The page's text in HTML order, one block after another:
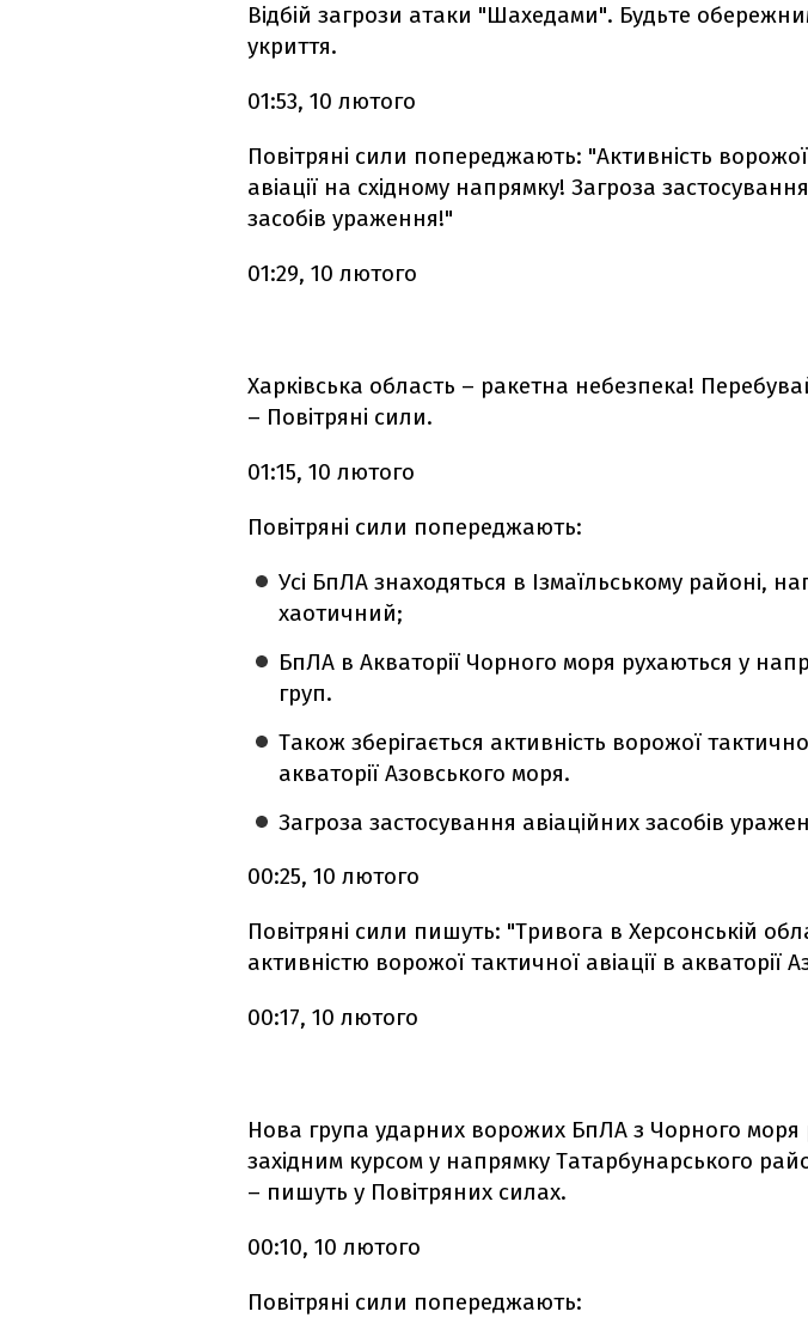
Відбій загрози атаки "Шахедами". Будьте
укриття.
01:53, 10 лютого
Повітряні сили попереджають: "Активність
авіації на східному напрямку! Загроза
засобів ураження!"
01:29, 10 лютого
Харківська область – ракетна небезпека!
– Повітряні сили.
01:15, 10 лютого
Повітряні сили попереджають:
Усі БпЛА знаходяться в Ізмаїльському районі,
хаотичний;
БпЛА в Акваторії Чорного моря рухаються у
груп.
Також зберігається активність ворожої
акваторії Азовського моря.
Загроза застосування авіаційних засобів
00:25, 10 лютого
Повітряні сили пишуть: "Тривога в Херсонській
активністю ворожої тактичної авіації в акваторії
00:17, 10 лютого
Нова група ударних ворожих БпЛА з Чорного моря
західним курсом у напрямку Татарбунарського
– пишуть у Повітряних силах.
00:10, 10 лютого
Повітряні сили попереджають: